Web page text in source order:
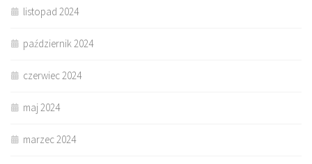
listopad 2024
październik 2024
czerwiec 2024
maj 2024
marzec 2024